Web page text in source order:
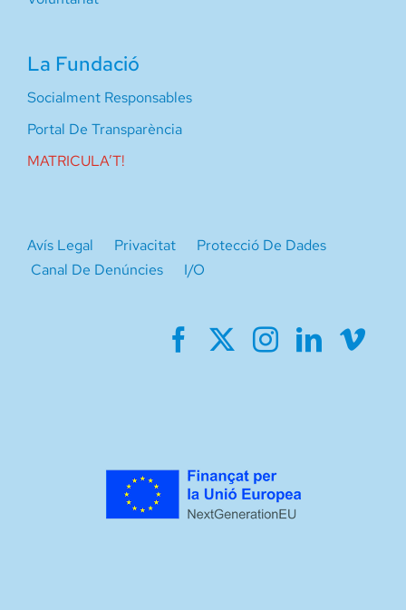
La Fundació
Socialment Responsables
Portal De Transparència
MATRICULA’T!
Avís Legal Privacitat
Protecció De Dades
Canal De Denúncies
I/O